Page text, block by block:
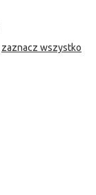
zaznacz wszystko